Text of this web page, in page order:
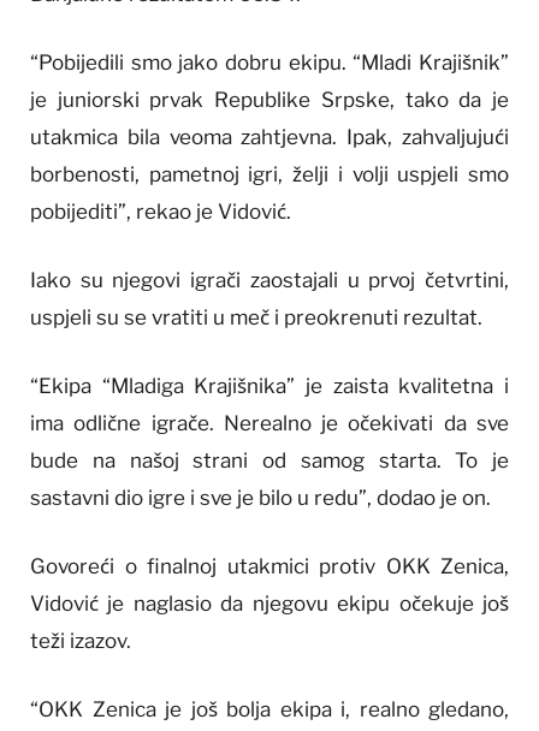
“Pobijedili smo jako dobru ekipu. “Mladi Krajišnik”
je juniorski prvak Republike Srpske, tako da je
utakmica bila veoma zahtjevna. Ipak, zahvaljujući
borbenosti, pametnoj igri, želji i volji uspjeli smo
pobijediti”, rekao je Vidović.
Iako su njegovi igrači zaostajali u prvoj četvrtini,
uspjeli su se vratiti u meč i preokrenuti rezultat.
“Ekipa “Mladiga Krajišnika” je zaista kvalitetna i
ima odlične igrače. Nerealno je očekivati ​​da sve
bude na našoj strani od samog starta. To je
sastavni dio igre i sve je bilo u redu”, dodao je on.
Govoreći o finalnoj utakmici protiv OKK Zenica,
Vidović je naglasio da njegovu ekipu očekuje još
teži izazov.
“OKK Zenica je još bolja ekipa i, realno gledano,